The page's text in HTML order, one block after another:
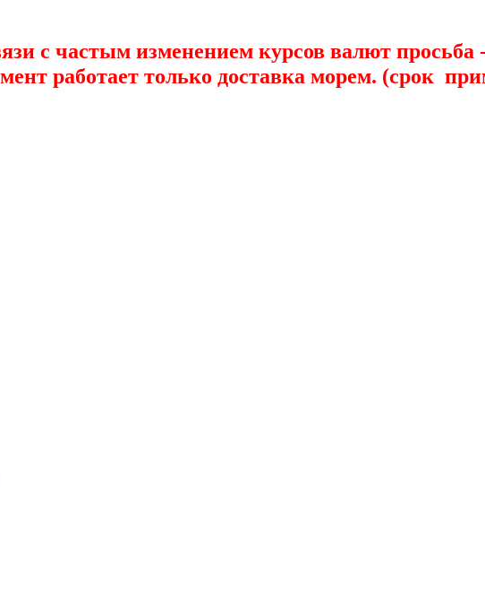
с частым изменением курсов валют просьба
работает только доставка морем. (срок